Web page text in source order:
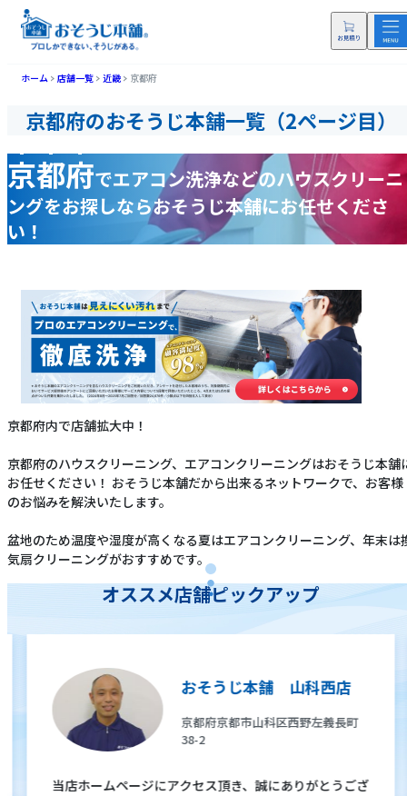
ホーム 店舗一覧 近畿 京都府
京都府のおそうじ本舗一覧（2ページ目）
京都府でエアコン洗浄などのハウスクリーニ
ングをお探しならおそうじ本舗にお任せくださ
い！
京都府内で店舗拡大中！
京都府のハウスクリーニング、エアコンクリーニングはおそうじ本舗
お任せください！ おそうじ本舗だから出来るネットワークで、お客様
のお悩みを解決いたします。
盆地のため温度や湿度が高くなる夏はエアコンクリーニング、年末は
気扇クリーニングがおすすめです。
オススメ店舗ピックアップ
おそうじ本舗 山科西店
京都府京都市山科区西野左義長町
38-2
当店ホームページにアクセス頂き、誠にありがとうござ